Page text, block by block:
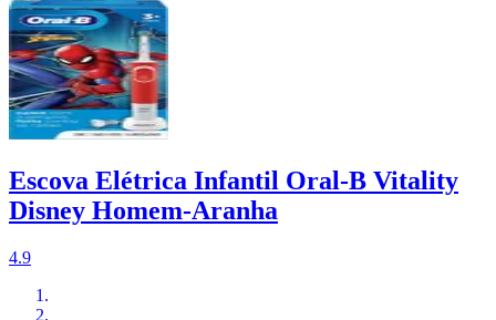
Escova Elétrica Infantil Oral-B Vitality
Disney Homem-Aranha
4.9